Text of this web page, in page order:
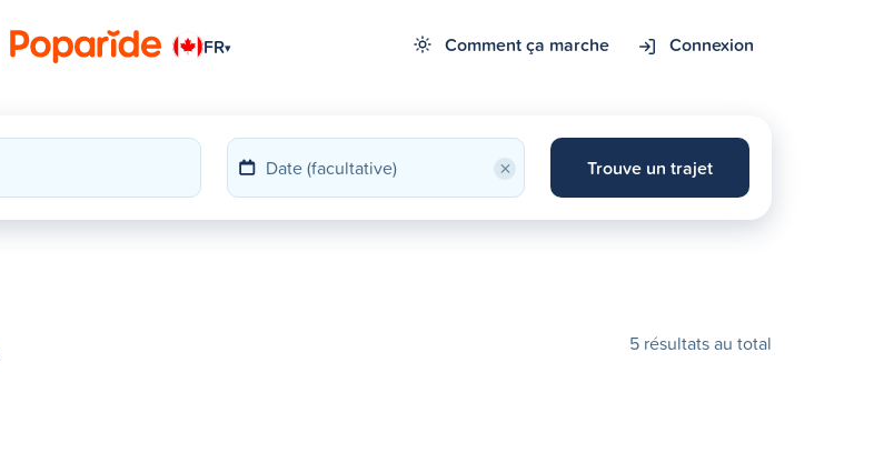
FR▾ Comment ça marche Connexion
× Trouve un trajet
5 résultats au total